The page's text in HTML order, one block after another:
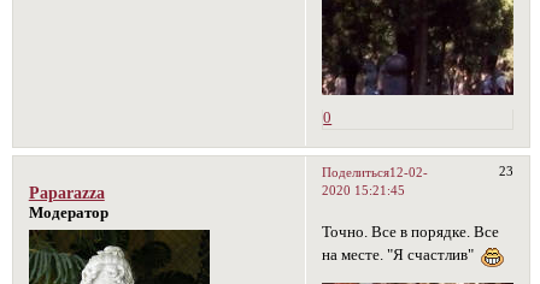
0
Поделиться 23
12-02-
2020 15:21:45
Paparazza
Модератор
Точно. Все в порядке. Все
на месте. "Я счастлив"